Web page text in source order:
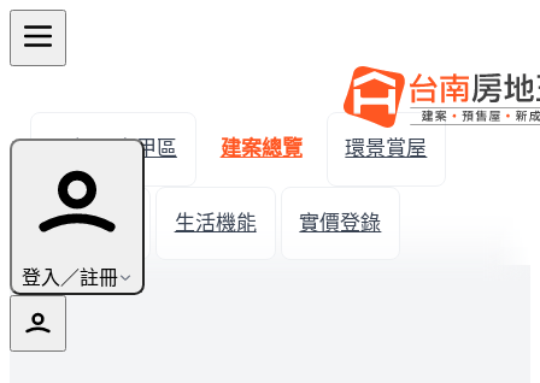
登入／註冊
← 返回六甲區 建案總覽 環景賞屋
建案圖輯 生活機能 實價登錄